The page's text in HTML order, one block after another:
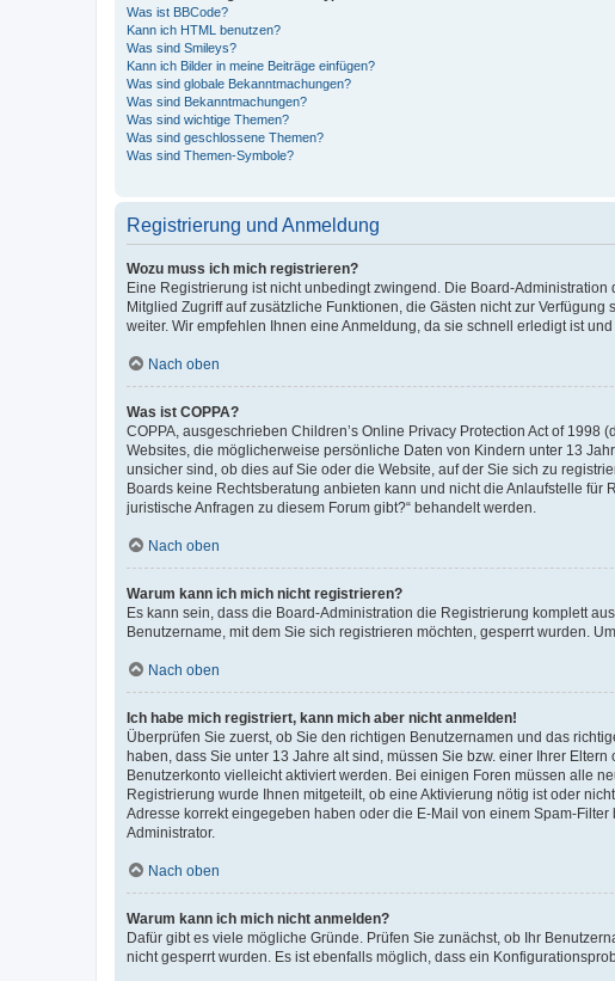
Was ist BBCode?
Kann ich HTML benutzen?
Was sind Smileys?
Kann ich Bilder in meine Beiträge einfügen?
Was sind globale Bekanntmachungen?
Was sind Bekanntmachungen?
Was sind wichtige Themen?
Was sind geschlossene Themen?
Was sind Themen-Symbole?
Registrierung und Anmeldung
Wozu muss ich mich registrieren?
Eine Registrierung ist nicht unbedingt zwingend. Die Board-
Mitglied Zugriff auf zusätzliche Funktionen, die Gästen nicht zur
weiter. Wir empfehlen Ihnen eine Anmeldung, da sie schnell erledigt ist
Nach oben
Was ist COPPA?
COPPA, ausgeschrieben Children’s Online Privacy Protection Act of
Websites, die möglicherweise persönliche Daten von Kindern unter 13
unsicher sind, ob dies auf Sie oder die Website, auf der Sie sich zu
Boards keine Rechtsberatung anbieten kann und nicht die Anlaufstelle
juristische Anfragen zu diesem Forum gibt?“ behandelt werden.
Nach oben
Warum kann ich mich nicht registrieren?
Es kann sein, dass die Board-Administration die Registrierung komplett
Benutzername, mit dem Sie sich registrieren möchten, gesperrt wurden.
Nach oben
Ich habe mich registriert, kann mich aber nicht anmelden!
Überprüfen Sie zuerst, ob Sie den richtigen Benutzernamen und das
haben, dass Sie unter 13 Jahre alt sind, müssen Sie bzw. einer Ihrer
Benutzerkonto vielleicht aktiviert werden. Bei einigen Foren müssen alle
Registrierung wurde Ihnen mitgeteilt, ob eine Aktivierung nötig ist oder
Adresse korrekt eingegeben haben oder die E-Mail von einem Spam-
Administrator.
Nach oben
Warum kann ich mich nicht anmelden?
Dafür gibt es viele mögliche Gründe. Prüfen Sie zunächst, ob Ihr
nicht gesperrt wurden. Es ist ebenfalls möglich, dass ein